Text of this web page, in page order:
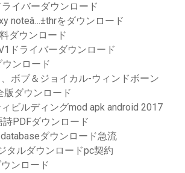
イバーダウンロード
noteâ…±thrをダウンロード
ダウンロード
ドライバーダウンロード
ンロード
ボブ＆ジョイカル-ウィンドボーン
版ダウンロード
ビルディングmod apk android 2017
詩PDFダウンロード
ダウンロード急流
タルダウンロードpc契約
ンロード